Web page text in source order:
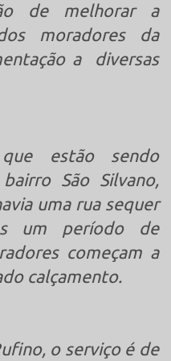
de melhorar a
moradores da
a diversas
estão sendo
São Silvano,
uma rua sequer
um período de
começam a
calçamento.
o serviço é de